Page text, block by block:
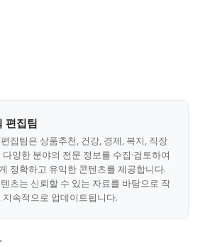
편집팀
집팀은 상품추천, 건강, 경제, 복지, 직장
양한 분야의 전문 정보를 수집·검토하여
정확하고 유익한 콘텐츠를 제공합니다.
츠는 신뢰할 수 있는 자료를 바탕으로 작
지속적으로 업데이트됩니다.